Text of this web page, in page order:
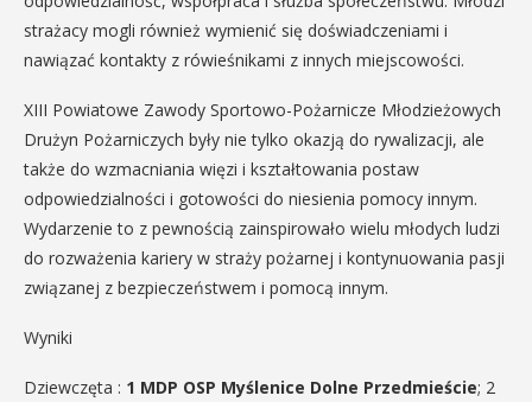
strażacy mogli również wymienić się doświadczeniami i
nawiązać kontakty z rówieśnikami z innych miejscowości.
XIII Powiatowe Zawody Sportowo-Pożarnicze Młodzieżowych
Drużyn Pożarniczych były nie tylko okazją do rywalizacji, ale
także do wzmacniania więzi i kształtowania postaw
odpowiedzialności i gotowości do niesienia pomocy innym.
Wydarzenie to z pewnością zainspirowało wielu młodych ludzi
do rozważenia kariery w straży pożarnej i kontynuowania pasji
związanej z bezpieczeństwem i pomocą innym.
Wyniki
Dziewczęta : 1 MDP OSP Myślenice Dolne Przedmieście; 2